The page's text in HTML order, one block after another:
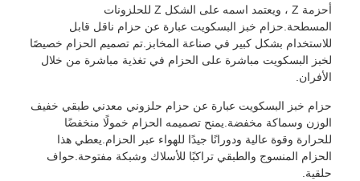
أحزمة Z ، ويعتمد اسمه على الشكل Z للحلزونات
المسطحة.حزام خبز البسكويت عبارة عن حزام ناقل قابل
للاستخدام بشكل كبير في صناعة المخابز.تم تصميم الحزام خصيصًا
لخبز البسكويت مباشرة على الحزام في تغذية مباشرة من خلال
الأفران.
حزام خبز البسكويت عبارة عن حزام حلزوني معدني طبقي خفيف
الوزن وسماكة مخفضة.يمنح تصميمه الحزام خمولًا منخفضًا
للحرارة وقوة عالية ودورانًا جيدًا للهواء عبر الحزام.يعطي هذا
الحزام المنسوج والطبقي تراكبًا للأسلاك وشبكة مفتوحة.حواف
حلقية.